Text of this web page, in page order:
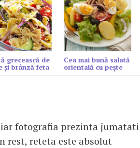
grecească de
și brânză feta
Cea mai bună salată
orientală cu peşte
fotografia prezinta jumatati
rest, reteta este absolut